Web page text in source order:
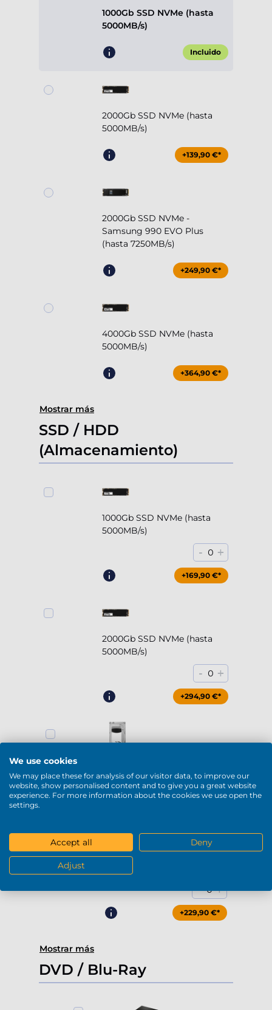
1000Gb SSD NVMe (hasta
5000MB/s)
Incluido
2000Gb SSD NVMe (hasta
5000MB/s)
+139,90 €*
2000Gb SSD NVMe -
Samsung 990 EVO Plus
(hasta 7250MB/s)
+249,90 €*
4000Gb SSD NVMe (hasta
5000MB/s)
+364,90 €*
Mostrar más
SSD / HDD
(Almacenamiento)
1000Gb SSD NVMe (hasta
5000MB/s)
- 0 +
+169,90 €*
2000Gb SSD NVMe (hasta
5000MB/s)
- 0 +
+294,90 €*
- 0 +
- 0 +
+229,90 €*
Mostrar más
DVD / Blu-Ray
We use cookies
We may place these for analysis of our visitor data, to improve our
website, show personalised content and to give you a great website
experience. For more information about the cookies we use open the
settings.
Accept all Deny
Adjust